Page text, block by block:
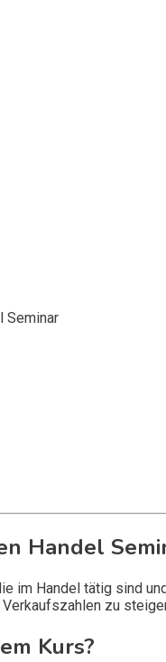
Seminar
Handel
im Handel tätig sind
zu
Kurs?